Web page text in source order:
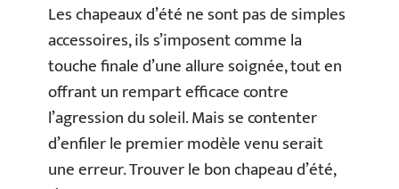
Les chapeaux d’été ne sont pas de simples
accessoires, ils s’imposent comme la
touche finale d’une allure soignée, tout en
offrant un rempart efficace contre
l’agression du soleil. Mais se contenter
d’enfiler le premier modèle venu serait
une erreur. Trouver le bon chapeau d’été,